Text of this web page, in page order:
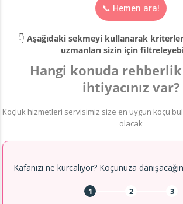
📞 Hemen ara!
👇 Aşağıdaki sekmeyi kullanarak
uzmanları sizin için
Hangi konuda
ihtiyacınız var?
Koçluk hizmetleri servisimiz size en uygun koçu
olacak
Kafanızı ne kurcalıyor? Koçunuza
1 2 3